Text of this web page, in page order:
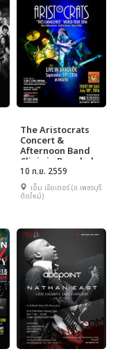
The Aristocrats
Concert &
Afternoon Band
Clinic in Bangkok
2016 Super Group
of Jazz Fusion
10 ก.ย. 2559
เอ็ม เธียเตอร์ (ถ.เพชรบุรี
ตัดใหม่)